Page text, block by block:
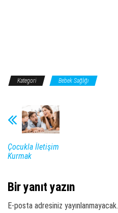
Kategori Bebek Sağlığı
Çocukla İletişim
Kurmak
Bir yanıt yazın
E-posta adresiniz yayınlanmayacak.